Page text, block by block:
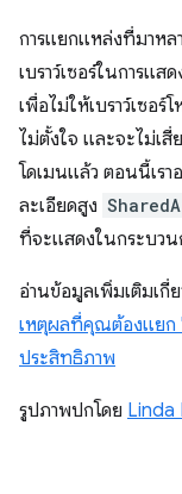
การแยกแหล่งที่มาห
เบราว์เซอร์ในการแ
เพื่อไม่ให้เบราว์เซอ
ไม่ตั้งใจ และจะไม่เ
โดเมนแล้ว ตอนนี้เรา
ละเอียดสูง
ที่จะแสดงในกระบว
อ่านข้อมูลเพิ่มเติมเกี่
เหตุผลที่คุณต้องแยก
ประสิทธิภาพ
รูปภาพปกโดย Linda